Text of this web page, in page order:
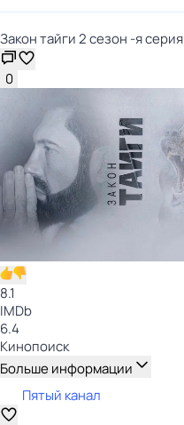
Закон тайги 2 сезон -я серия
0
8.1
IMDb
6.4
Кинопоиск
Больше информации
Пятый канал